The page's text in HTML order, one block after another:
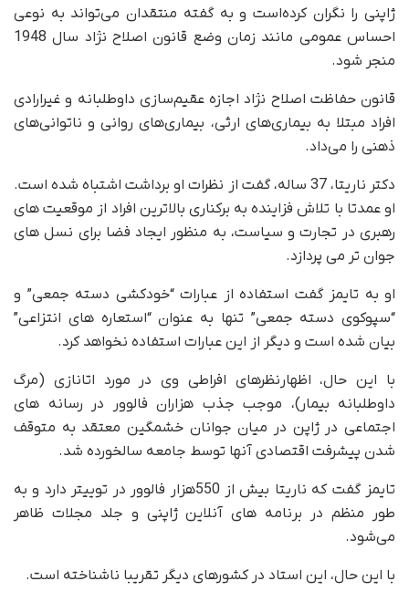
ژاپنی را نگران کرده‌است و به گفته منتقدان می‌تواند به نوعی
احساس عمومی مانند زمان وضع قانون اصلاح نژاد سال 1948
منجر شود.
قانون حفاظت اصلاح نژاد اجازه عقیم‌سازی داوطلبانه و غیرارادی
افراد مبتلا به بیماری‌های ارثی، بیماری‌های روانی و ناتوانی‌های
ذهنی را می‌داد.
دکتر ناریتا، 37 ساله، گفت از نظرات او برداشت اشتباه شده است.
او عمدتا با تلاش فزاینده به برکناری بالاترین افراد از موقعیت های
رهبری در تجارت و سیاست، به منظور ایجاد فضا برای نسل های
جوان تر می پردازد.
او به تایمز گفت استفاده از عبارات “خودکشی دسته جمعی” و
“سپوکوی دسته جمعی” تنها به عنوان “استعاره های انتزاعی”
بیان شده است و دیگر از این عبارات استفاده نخواهد کرد.
با این حال، اظهارنظرهای افراطی وی در مورد اتانازی (مرگ
داوطلبانه بیمار)، موجب جذب هزاران فالوور در رسانه های
اجتماعی در ژاپن در میان جوانان خشمگین معتقد به متوقف
شدن پیشرفت اقتصادی آنها توسط جامعه سالخورده شد.
تایمز گفت که ناریتا بیش از 550هزار فالوور در توییتر دارد و به
طور منظم در برنامه های آنلاین ژاپنی و جلد مجلات ظاهر
می‌شود.
با این حال، این استاد در کشورهای دیگر تقریبا ناشناخته است.